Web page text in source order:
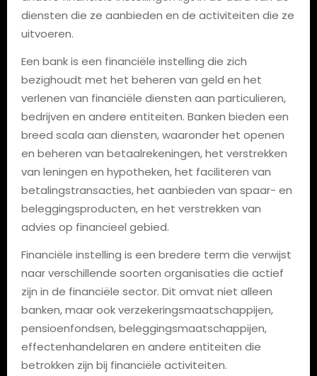
diensten die ze aanbieden en de activiteiten die ze
uitvoeren.
Een bank is een financiële instelling die zich
bezighoudt met het beheren van geld en het
verlenen van financiële diensten aan particulieren,
bedrijven en andere entiteiten. Banken bieden een
breed scala aan diensten, waaronder het openen
en beheren van betaalrekeningen, het verstrekken
van leningen en hypotheken, het faciliteren van
betalingstransacties, het aanbieden van spaar- en
beleggingsproducten, en het verstrekken van
advies op financieel gebied.
Financiële instelling is een bredere term die verwijst
naar verschillende soorten organisaties die actief
zijn in de financiële sector. Dit omvat niet alleen
banken, maar ook verzekeringsmaatschappijen,
pensioenfondsen, beleggingsmaatschappijen,
effectenhandelaren en andere entiteiten die
betrokken zijn bij financiële activiteiten.